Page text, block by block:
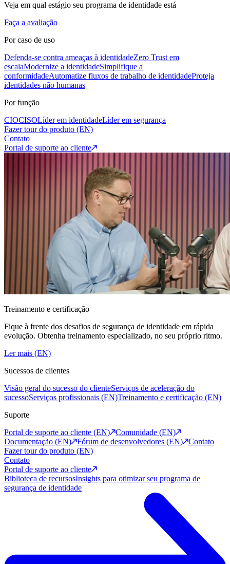
Veja em qual estágio seu programa de identidade está
Faça a avaliação
Por caso de uso
Defenda-se contra ameaças à identidadeZero Trust em
escalaModernize a identidadeSimplifique a
conformidadeAutomatize fluxos de trabalho de identidadeProteja
identidades não humanas
Por função
CIOCISOLíder em identidadeLíder em segurança
Fazer tour do produto (EN)
Contato
Portal de suporte ao cliente
Treinamento e certificação
Fique à frente dos desafios de segurança de identidade em rápida
evolução. Obtenha treinamento especializado, no seu próprio ritmo.
Ler mais (EN)
Sucessos de clientes
Visão geral do sucesso do clienteServiços de aceleração do
sucessoServiços profissionais (EN)Treinamento e certificação (EN)
Suporte
Portal de suporte ao cliente (EN)
Comunidade (EN)
Documentação (EN)
Fórum de desenvolvedores (EN)
Contato
Fazer tour do produto (EN)
Contato
Portal de suporte ao cliente
Biblioteca de recursosInsights para otimizar seu programa de
segurança de identidade